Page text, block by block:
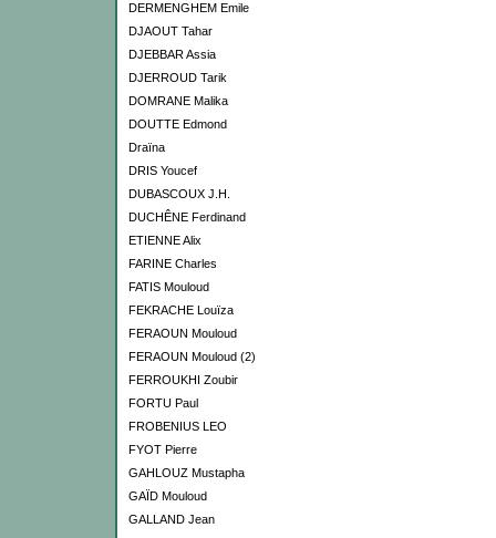
DERMENGHEM Emile
DJAOUT Tahar
DJEBBAR Assia
DJERROUD Tarik
DOMRANE Malika
DOUTTE Edmond
Draïna
DRIS Youcef
DUBASCOUX J.H.
DUCHÊNE Ferdinand
ETIENNE Alix
FARINE Charles
FATIS Mouloud
FEKRACHE Louïza
FERAOUN Mouloud
FERAOUN Mouloud (2)
FERROUKHI Zoubir
FORTU Paul
FROBENIUS LEO
FYOT Pierre
GAHLOUZ Mustapha
GAÏD Mouloud
GALLAND Jean